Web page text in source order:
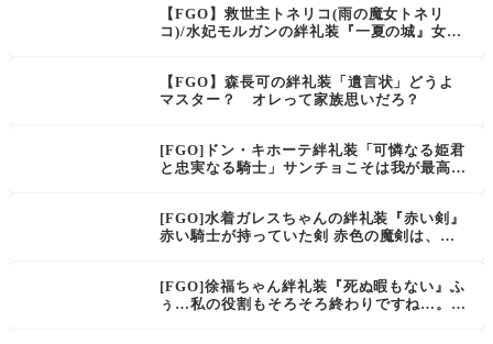
【FGO】救世主トネリコ(雨の魔女トネリ
コ)/水妃モルガンの絆礼装『一夏の城』女王
【FGO】森長可の絆礼装「遺言状」どうよ
マスター？ オレって家族思いだろ？
[FGO]ドン・キホーテ絆礼装「可憐なる姫君
と忠実なる騎士」サンチョこそは我が最高の
[FGO]水着ガレスちゃんの絆礼装『赤い剣』
赤い騎士が持っていた剣 赤色の魔剣は、戦
[FGO]徐福ちゃん絆礼装『死ぬ暇もない』ふ
ぅ…私の役割もそろそろ終わりですね…。